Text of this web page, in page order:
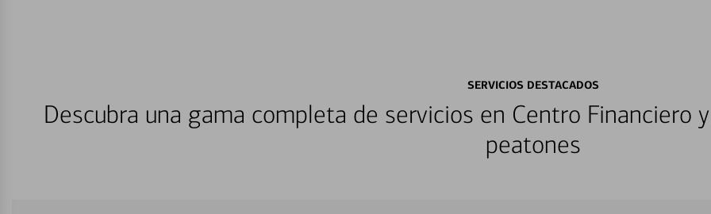
SERVICIOS DESTACADOS
Descubra una gama completa de servicios en Centro Financiero
peatones